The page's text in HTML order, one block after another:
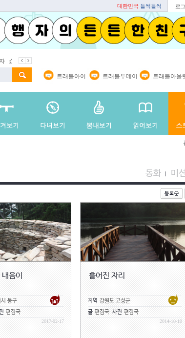
대한민국 들썩들썩 로
쇼 미 더 트래블아이
트래블아이 트래블투데이 트래블아울
동화 미
음이
동구
편집국
2017-02-17
흩어진 자리
지역 강원도 고성군
글 편집국 사진 편집국
2014-10-10